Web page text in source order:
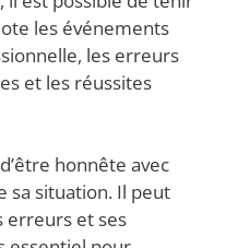
les événements
les erreurs
et les réussites
honnête avec
sa situation. Il peut
erreurs et ses